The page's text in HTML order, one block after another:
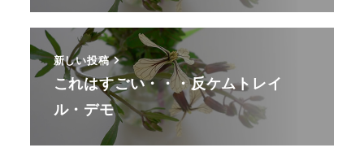
新しい投稿
これはすごい・・・反ケムトレイ
ル・デモ